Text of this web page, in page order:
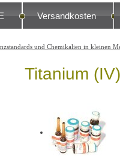
Versandkosten
und Chemikalien in kleinen
Titanium